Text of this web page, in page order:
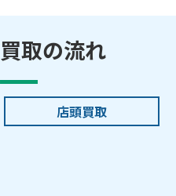
取の流れ
店頭買取